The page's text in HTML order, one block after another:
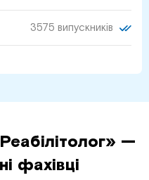
3575 випускників
—
фахівці